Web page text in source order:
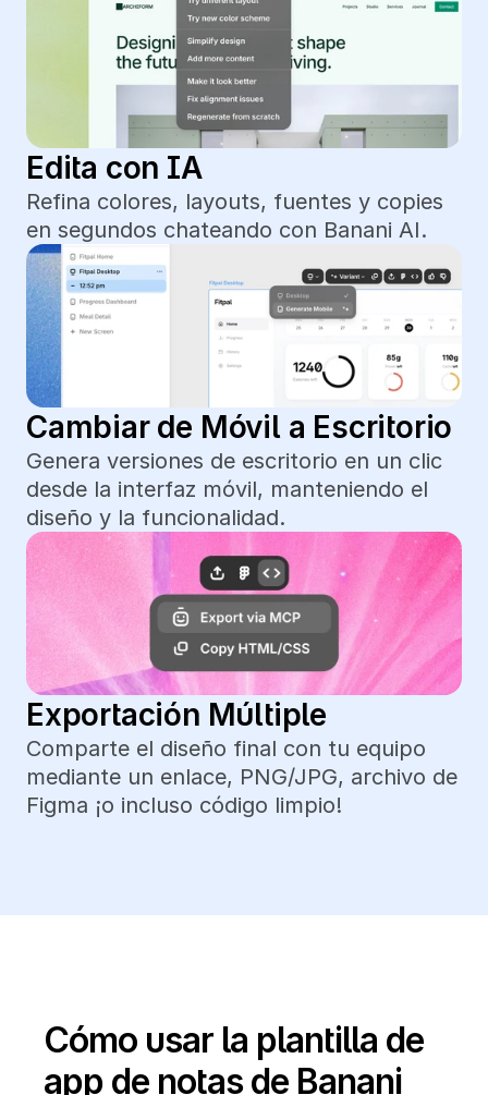
Edita con IA
Refina colores, layouts, fuentes y copies
en segundos chateando con Banani AI.
Cambiar de Móvil a Escritorio
Genera versiones de escritorio en un clic
desde la interfaz móvil, manteniendo el
diseño y la funcionalidad.
Exportación Múltiple
Comparte el diseño final con tu equipo
mediante un enlace, PNG/JPG, archivo de
Figma ¡o incluso código limpio!
Cómo usar la plantilla de
app de notas de Banani